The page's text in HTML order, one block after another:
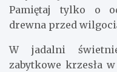
Pamiętaj tylko o
drewna przed
W jadalni
zabytkowe krzesła